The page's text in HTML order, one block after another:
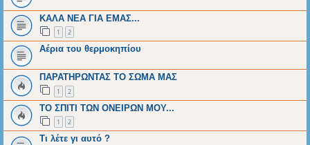
ΚΑΛΑ ΝΕΑ ΓΙΑ ΕΜΑΣ...
1 2
Αέρια του θερμοκηπίου
ΠΑΡΑΤΗΡΩΝΤΑΣ ΤΟ ΣΩΜΑ ΜΑΣ
1 2
ΤΟ ΣΠΙΤΙ ΤΩΝ ΟΝΕΙΡΩΝ ΜΟΥ...
1 2
Τι λέτε γι αυτό ?